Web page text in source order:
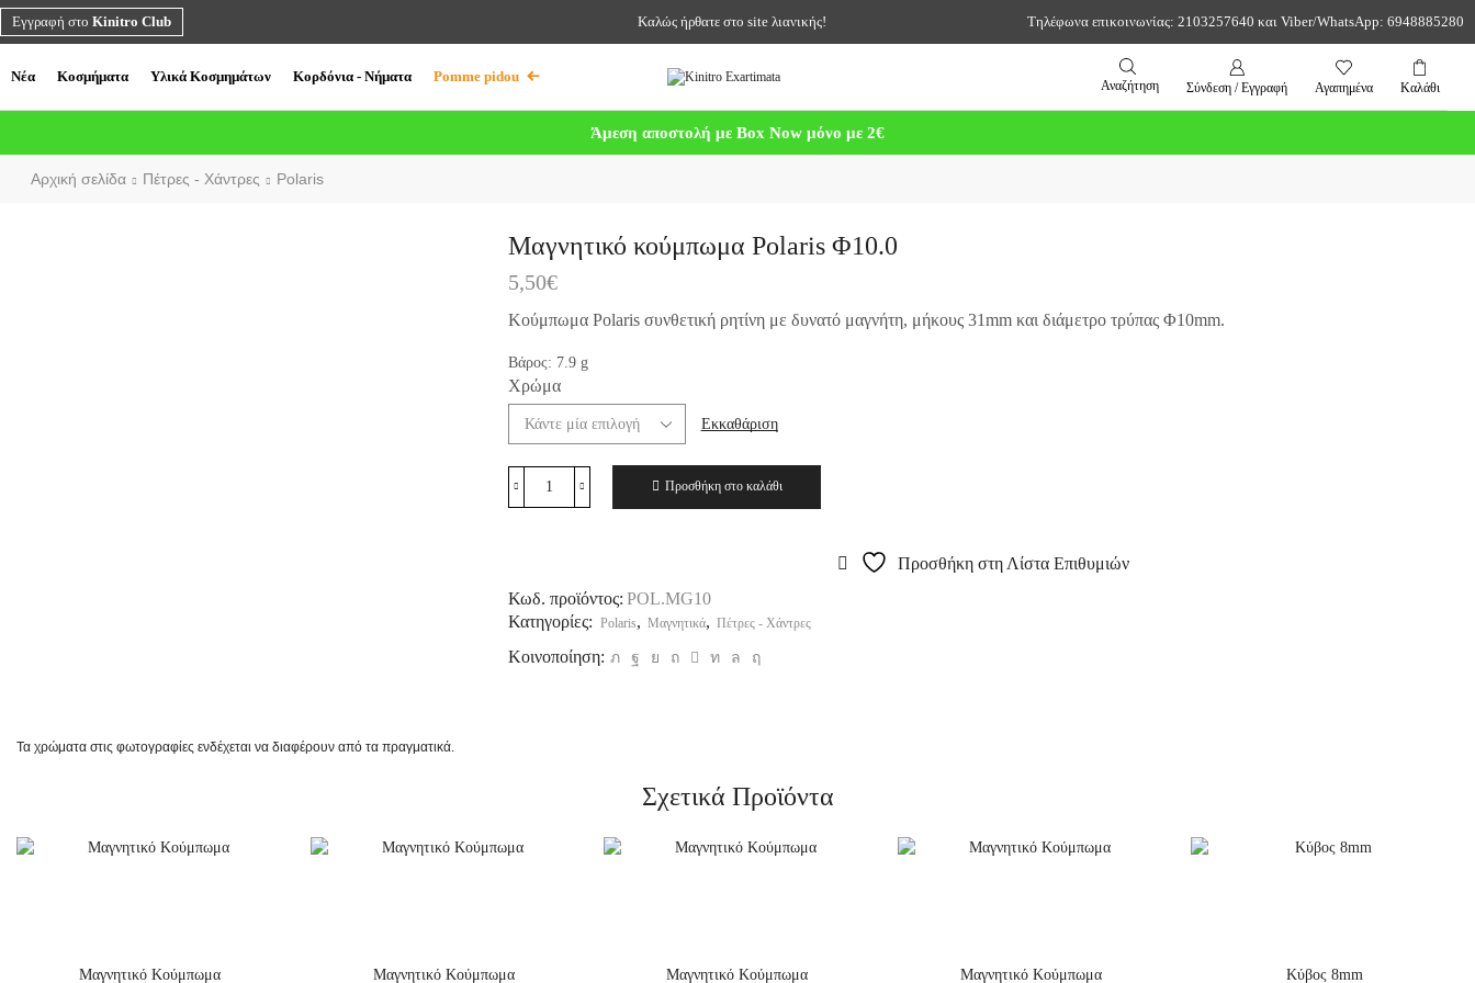
Εγγραφή στο Kinitro Club Καλώς ήρθατε στο site λιανικής! Τηλέφωνα επικοινωνίας: 2103257640 και Viber/WhatsApp: 6948885280
Νέα Κοσμήματα Υλικά Κοσμημάτων Κορδόνια - Νήματα Pomme pidou
Αναζήτηση Σύνδεση / Εγγραφή Αγαπημένα Καλάθι
Άμεση αποστολή με Box Now μόνο με 2€
Αρχική σελίδα Πέτρες - Χάντρες Polaris
Μαγνητικό κούμπωμα Polaris Φ10.0
5,50€
Κούμπωμα Polaris συνθετική ρητίνη με δυνατό μαγνήτη, μήκους 31mm και διάμετρο τρύπας Φ10mm.
Βάρος: 7.9 g
Χρώμα
Εκκαθάριση
Προσθήκη στο καλάθι
Προσθήκη στη Λίστα Επιθυμιών
Κωδ. προϊόντος: POL.MG10
Κατηγορίες: Polaris, Μαγνητικά, Πέτρες - Χάντρες
Κοινοποίηση:
Τα χρώματα στις φωτογραφίες ενδέχεται να διαφέρουν από τα πραγματικά.
Σχετικά Προϊόντα
Μαγνητικό Κούμπωμα
Μαγνητικό Κούμπωμα
Μαγνητικό Κούμπωμα
Μαγνητικό Κούμπωμα
Κύβος 8mm